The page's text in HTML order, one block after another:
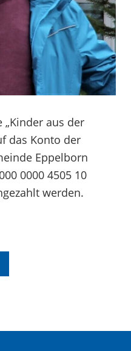
aus der
das Konto der
Eppelborn
0000 4505 10
werden.